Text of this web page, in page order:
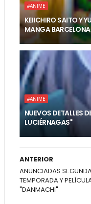
#ANIME
KEIICHIRO SAITO Y
MANGA BARCELONA
#ANIME
NUEVOS DETALLES
LUCIÉRNAGAS"
ANTERIOR
ANUNCIADAS
TEMPORADA Y
"DANMACHI"